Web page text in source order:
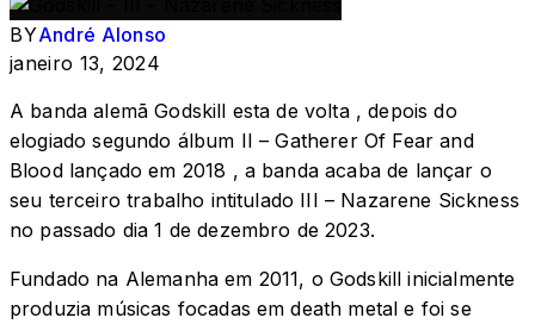
BYAndré Alonso
janeiro 13, 2024
A banda alemã Godskill esta de volta , depois do
elogiado segundo álbum II – Gatherer Of Fear and
Blood lançado em 2018 , a banda acaba de lançar o
seu terceiro trabalho intitulado III – Nazarene Sickness
no passado dia 1 de dezembro de 2023.
Fundado na Alemanha em 2011, o Godskill inicialmente
produzia músicas focadas em death metal e foi se